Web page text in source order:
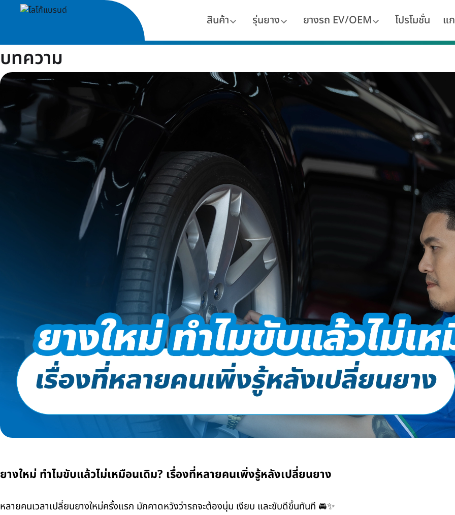
สินค้า รุ่นยาง ยางรถ EV/OEM โปรโมชั่น แ
บทความ
ยางใหม่ ทำไมขับแล้วไม่เหมือนเดิม? เรื่องที่หลายคนเพิ่งรู้หลังเปลี่ยนยาง
หลายคนเวลาเปลี่ยนยางใหม่ครั้งแรก มักคาดหวังว่ารถจะต้องนุ่ม เงียบ และขับดีขึ้นทันที 🚘✨